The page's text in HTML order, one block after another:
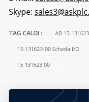
Skype:
TAG CALDI : AB 15-
15-131623-00 Scheda I/O
15 131623 00